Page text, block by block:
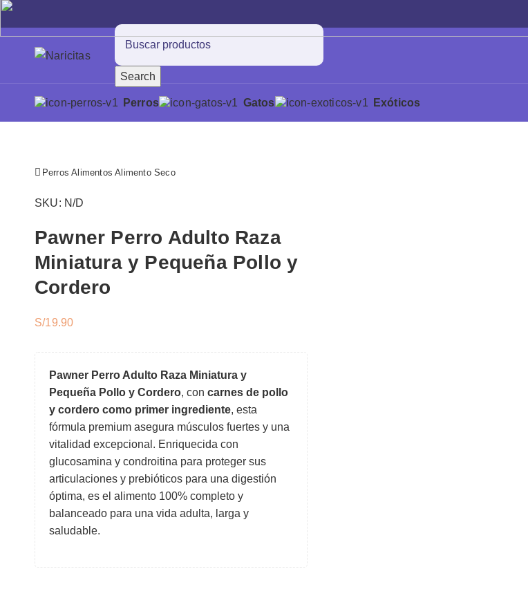
Search
Perros Gatos Exóticos
PerrosAlimentosAlimento Seco
SKU: N/D
Pawner Perro Adulto Raza
Miniatura y Pequeña Pollo y
Cordero
S/
Pawner Perro Adulto Raza Miniatura y
Pequeña Pollo y Cordero, con carnes de pollo
y cordero como primer ingrediente, esta
fórmula premium asegura músculos fuertes y una
vitalidad excepcional. Enriquecida con
glucosamina y condroitina para proteger sus
articulaciones y prebióticos para una digestión
óptima, es el alimento 100% completo y
balanceado para una vida adulta, larga y
saludable.
Search
Comienza a escribir para ver los productos que estás buscando.